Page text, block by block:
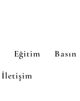
Eğitim Basın
İletişim